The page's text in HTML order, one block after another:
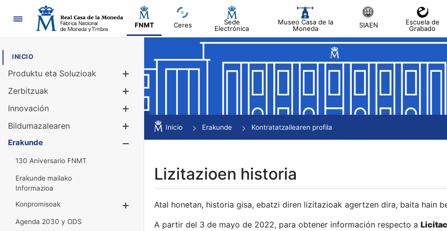
Nabigazioa
FNMT Ceres
Sede
Electrónica
Museo Casa de la
Moneda
SIAEN
Escuela de
Grabado
INICIO
Produktu eta Soluzioak
Erakutsi/Ezkutatu
Zerbitzuak
Innovación
Bildumazalearen
Erakutsi/Ezkutatu
Erakunde
130 Aniversario FNMT
Erakunde mailako
Informazioa
Konpromisoak
Erakutsi/Ezkutatu
Agenda 2030 y ODS
Inicio Erakunde Kontratatzailearen profila
Lizitazioen historia
Atal honetan, historia gisa, ebatzi diren lizitazioak agertzen dira, baita hain
A partir del 3 de mayo de 2022, para obtener información respecto a